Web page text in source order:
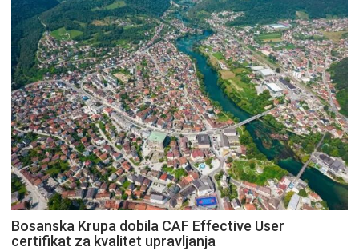
Bosanska Krupa dobila CAF Effective User
certifikat za kvalitet upravljanja